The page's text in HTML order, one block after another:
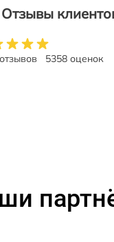
Отзывы
5358 оценок